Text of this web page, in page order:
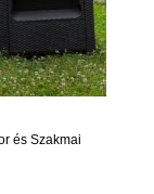
és Szakmai